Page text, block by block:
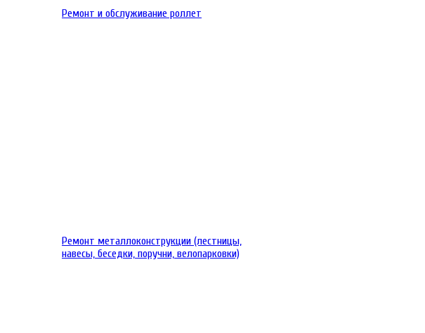
Ремонт и обслуживание роллет
Ремонт металлоконструкции (лестницы,
навесы, беседки, поручни, велопарковки)